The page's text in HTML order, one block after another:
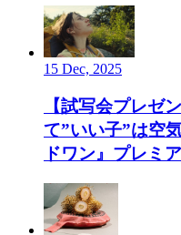
15 Dec, 2025
【試写会プレゼ
て”いい子”は空
ドワン』プレミ